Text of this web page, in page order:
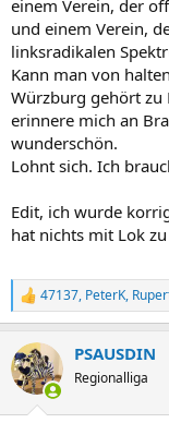
einem Verein, der
und einem Verein,
linksradikalen
Kann man von
Würzburg gehört zu
erinnere mich an
wunderschön.
Lohnt sich. Ich
Edit, ich wurde
hat nichts mit Lok
R
e
k
t
i
47137, PeterK,
PSAUSDIN
Regionalliga